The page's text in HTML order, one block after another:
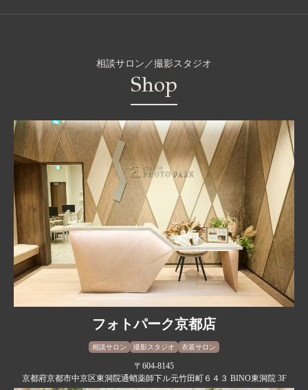
相談サロン／撮影スタジオ
Shop
フォトパーク京都店
相談サロン 撮影スタジオ 衣装サロン
〒604-8145
京都府京都市中京区東洞院通蛸薬師下ル元竹田町６４３ BINO東洞院 3F